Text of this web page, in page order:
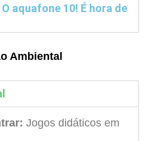
aquafone 10! É hora de
Ambiental
Jogos didáticos em